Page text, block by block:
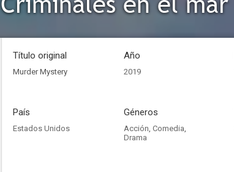
Título original
Murder Mystery
Año
2019
País
Estados Unidos
Géneros
Acción, Comedia,
Drama